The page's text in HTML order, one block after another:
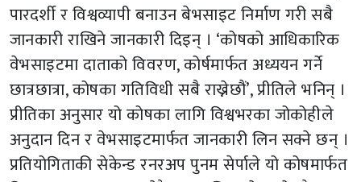
पारदर्शी र विश्वव्यापी बनाउन बेभसाइट निर्माण गरी सबै
जानकारी राखिने जानकारी दिइन् । ‘कोषको आधिकारिक
वेभसाइटमा दाताको विवरण, कोर्षमार्फत अध्ययन गर्ने
छात्रछात्रा, कोषका गतिविधी सबै राख्नेछौं’, प्रीतिले भनिन् ।
प्रीतिका अनुसार यो कोषका लागि विश्वभरका जोकोहीले
अनुदान दिन र वेभसाइटमार्फत जानकारी लिन सक्ने छन् ।
प्रतियोगिताकी सेकेन्ड रनरअप पुनम सेर्पाले यो कोषमार्फत